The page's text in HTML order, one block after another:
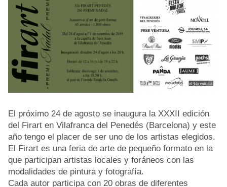
El próximo 24 de agosto se inaugura la XXXII edición
del Firart en Vilafranca del Penedés (Barcelona) y este
año tengo el placer de ser uno de los artistas elegidos.
El Firart es una feria de arte de pequeño formato en la
que participan artistas locales y foráneos con las
modalidades de pintura y fotografía.
Cada autor participa con 20 obras de diferentes